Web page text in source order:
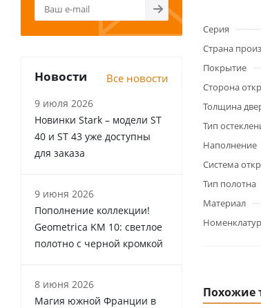
Серия
Страна
Покрытие
Сторона
Толщина
Тип
Наполнение
Система
Тип полотна
Материал
Похожие
Новости Все новости
9 июля 2026
Новинки Stark – модели ST
40 и ST 43 уже доступны
для заказа
9 июня 2026
Пополнение коллекции!
Geometrica KM 10: светлое
полотно с черной кромкой
8 июня 2026
Магия южной Франции в